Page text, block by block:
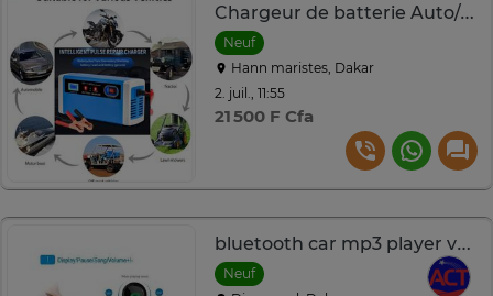
Chargeur de batterie Auto/moto/camion 12/24 volts -
Neuf
Hann maristes, Dakar
2. juil., 11:55
21 500 F Cfa
bluetooth car mp3 player voitures oto vehicules
Neuf